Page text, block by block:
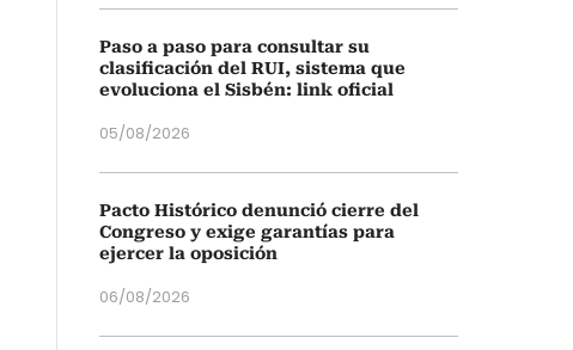
Paso a paso para consultar su
clasificación del RUI, sistema que
evoluciona el Sisbén: link oficial
05/08/2026
Pacto Histórico denunció cierre del
Congreso y exige garantías para
ejercer la oposición
06/08/2026